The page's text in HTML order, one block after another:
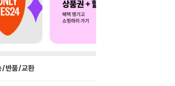
/반품/교환